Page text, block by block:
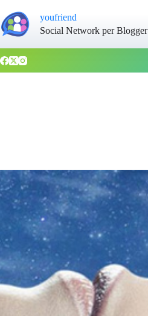
youfriend
Social Network per Blogger